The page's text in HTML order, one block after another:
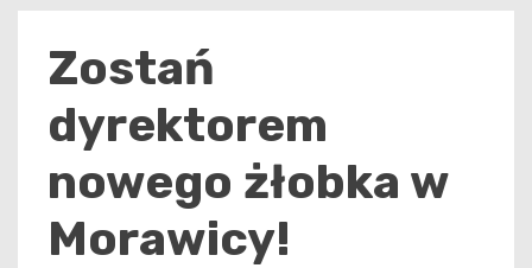
Zostań
dyrektorem
nowego żłobka w
Morawicy!